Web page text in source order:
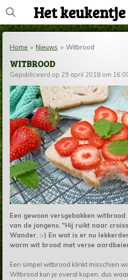
Ga
direct
naar
hoofdinhoud
Het
Home » Nieuws » Witbrood
WITBROOD
Gepubliceerd op 29 april 2018 om
Een gewoon versgebakken
van de jongens. "Hij ruikt naar
Wander. :-) En wat is er nu
warm wit brood met verse
Een simpel witbrood klinkt misschien
Witbrood kun je overal kopen, dus